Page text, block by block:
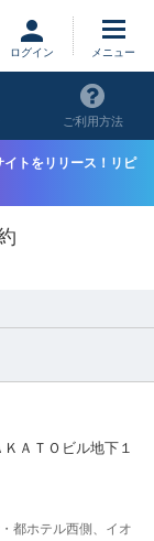
ログイン
ご利用方法
トをリリース！リピ
ＡＴＯビル地下１
都ホテル西側、イオ